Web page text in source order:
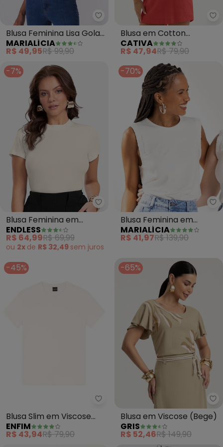
Marialícia - Blusa Feminina Lisa
Blusa Feminina Lisa Gola
Alta (Bege)
MARIALÍCIA
R$ 49,95R$ 99,90
Blusa em Cotton
(Caramelo)
CATIVA
R$ 47,94R$ 79,90
-7%
Endless - Blusa Feminina em
Blusa Feminina em
Ribana (Bege)
ENDLESS
R$ 64,99R$ 69,99
ou 2x de R$ 32,49 sem juros
-70%
Blusa Feminina em
Moletinho (Bege)
MARIALÍCIA
R$ 41,97R$ 139,90
-45%
Enfim - Blusa Slim em Viscose
Blusa Slim em Viscose
(Off White)
ENFIM
R$ 43,94R$ 79,90
-65%
Blusa em Viscose (Bege)
GRIS
R$ 52,46R$ 149,90